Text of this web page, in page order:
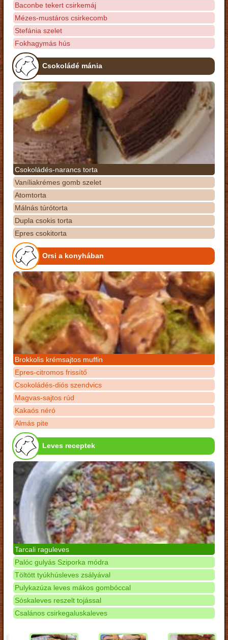
Baconbe tekert csirkemáj
Mézes-mustáros csirkecomb
Stefánia szelet
Fokhagymás hús
Csokoládé mánia
Csokoládés-narancs torta
Vaníliakrémes gomb szelet
Atomtorta
Málnás túrótorta
Dupla csokis torta
Epres csokitorta
Orsi a konyhában
Brokkolis krémsajtos muffin
Epres-citromos frissítő
Csokoládés-diós szendvics
Magvas-sajtos rúd
Kakaós néró
Almás pite
Leves receptek
Tarcali raguleves
Palóc gulyás Sziporka módra
Töltött tyúkhúsleves zsályával
Pulykazúza leves mákos gombóccal
Sóskaleves reszelt tojással
Csalános csirkegaluskaleves